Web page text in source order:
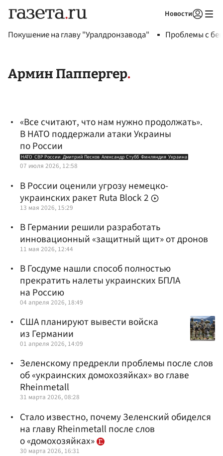
Новости
Покушение на главу "Уралдронзавода" Проблемы с
Армин Паппергер
«Все считают, что нам нужно продолжать».
В НАТО поддержали атаки Украины
по России
НАТО СВР России Дмитрий Песков Александр Стубб Финляндия Украина
07 июля 2026, 12:58
В России оценили угрозу немецко-
украинских ракет Ruta Block 2
13 мая 2026, 15:29
В Германии решили разработать
инновационный «защитный щит» от дронов
11 мая 2026, 12:44
В Госдуме нашли способ полностью
прекратить налеты украинских БПЛА
на Россию
04 апреля 2026, 18:49
США планируют вывести войска
из Германии
01 апреля 2026, 14:09
Зеленскому предрекли проблемы после слов
об «украинских домохозяйках» во главе
Rheinmetall
31 марта 2026, 08:28
Стало известно, почему Зеленский обиделся
на главу Rheinmetall после слов
о «домохозяйках»
30 марта 2026, 16:31